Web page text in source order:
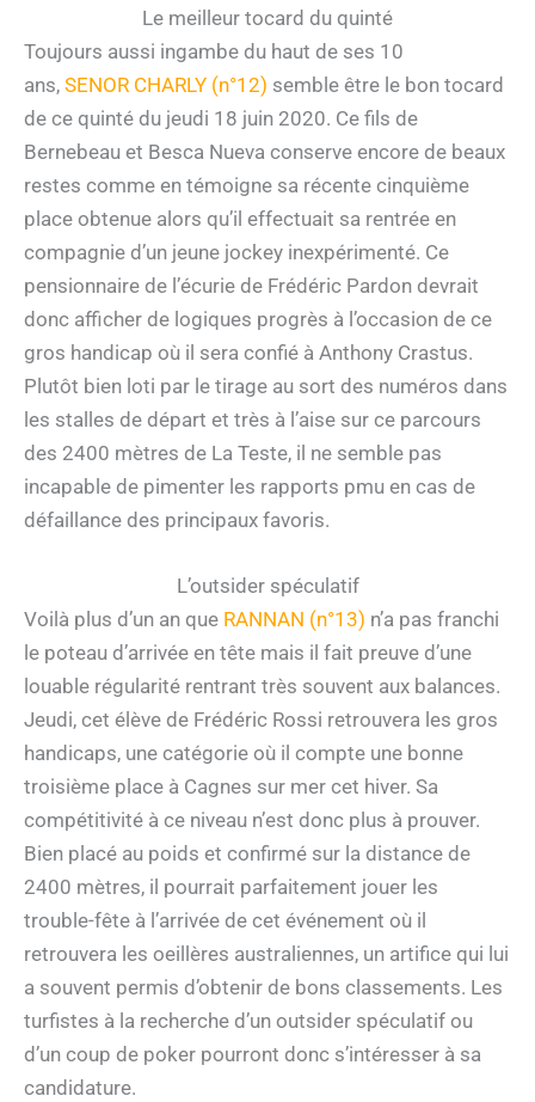
Le meilleur tocard du quinté
Toujours aussi ingambe du haut de ses 10
ans, SENOR CHARLY (n°12) semble être le bon tocard
de ce quinté du jeudi 18 juin 2020. Ce fils de
Bernebeau et Besca Nueva conserve encore de beaux
restes comme en témoigne sa récente cinquième
place obtenue alors qu’il effectuait sa rentrée en
compagnie d’un jeune jockey inexpérimenté. Ce
pensionnaire de l’écurie de Frédéric Pardon devrait
donc afficher de logiques progrès à l’occasion de ce
gros handicap où il sera confié à Anthony Crastus.
Plutôt bien loti par le tirage au sort des numéros dans
les stalles de départ et très à l’aise sur ce parcours
des 2400 mètres de La Teste, il ne semble pas
incapable de pimenter les rapports pmu en cas de
défaillance des principaux favoris.
L’outsider spéculatif
Voilà plus d’un an que RANNAN (n°13) n’a pas franchi
le poteau d’arrivée en tête mais il fait preuve d’une
louable régularité rentrant très souvent aux balances.
Jeudi, cet élève de Frédéric Rossi retrouvera les gros
handicaps, une catégorie où il compte une bonne
troisième place à Cagnes sur mer cet hiver. Sa
compétitivité à ce niveau n’est donc plus à prouver.
Bien placé au poids et confirmé sur la distance de
2400 mètres, il pourrait parfaitement jouer les
trouble-fête à l’arrivée de cet événement où il
retrouvera les oeillères australiennes, un artifice qui lui
a souvent permis d’obtenir de bons classements. Les
turfistes à la recherche d’un outsider spéculatif ou
d’un coup de poker pourront donc s’intéresser à sa
candidature.